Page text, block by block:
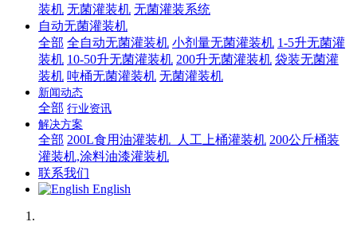
装机 无菌灌装机 无菌灌装系统
自动无菌灌装机
全部 全自动无菌灌装机 小剂量无菌灌装机 1-5升无菌灌
装机 10-50升无菌灌装机 200升无菌灌装机 袋装无菌灌
装机 吨桶无菌灌装机 无菌灌装机
新闻动态
全部 行业资讯
解决方案
全部 200L食用油灌装机_人工上桶灌装机 200公斤桶装
灌装机,涂料油漆灌装机
联系我们
English